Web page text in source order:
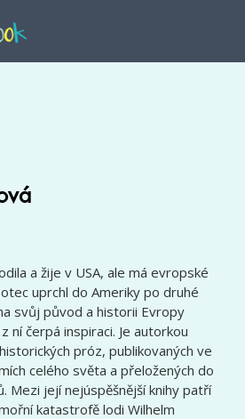
a žije v USA, ale má evropské
uprchl do Ameriky po druhé
svůj původ a historii Evropy
ní čerpá inspiraci. Je autorkou
próz, publikovaných ve
celého světa a přeložených do
Mezi její nejúspěšnější knihy patří
katastrofě lodi Wilhelm